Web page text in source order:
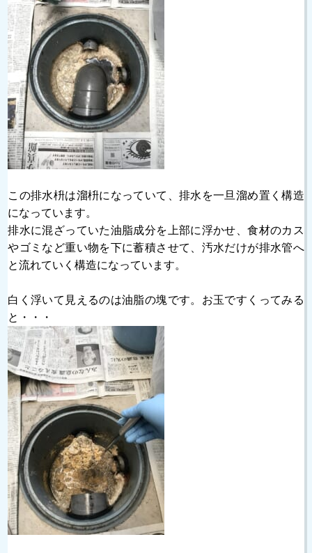
この排水枡は溜枡になっていて、排水を一旦溜め置く構造
になっています。
排水に混ざっていた油脂成分を上部に浮かせ、食材のカス
やゴミなど重い物を下に蓄積させて、汚水だけが排水管へ
と流れていく構造になっています。
白く浮いて見えるのは油脂の塊です。お玉ですくってみる
と・・・